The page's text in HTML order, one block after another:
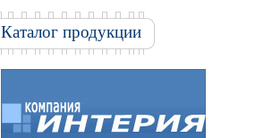
Каталог продукции